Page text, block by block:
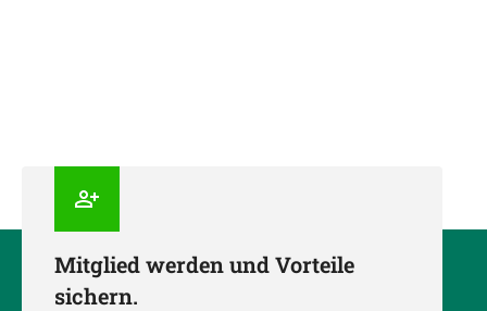
Mitglied werden und Vorteile
sichern.